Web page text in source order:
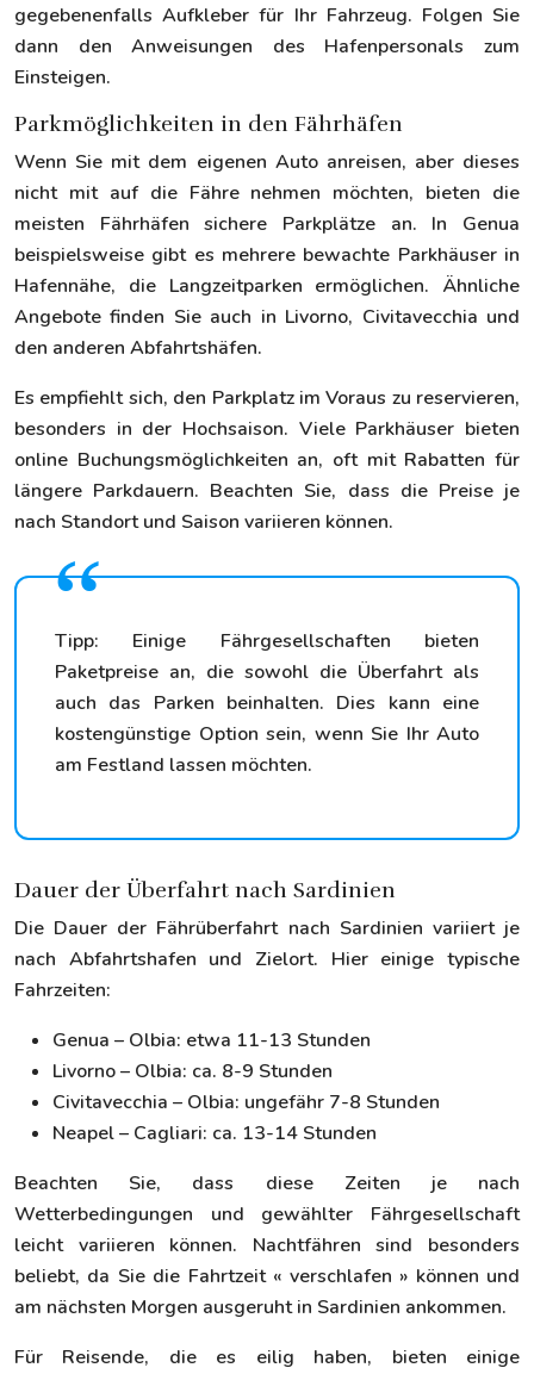
gegebenenfalls Aufkleber für Ihr Fahrzeug. Folgen Sie
dann den Anweisungen des Hafenpersonals zum
Einsteigen.
Parkmöglichkeiten in den Fährhäfen
Wenn Sie mit dem eigenen Auto anreisen, aber dieses
nicht mit auf die Fähre nehmen möchten, bieten die
meisten Fährhäfen sichere Parkplätze an. In Genua
beispielsweise gibt es mehrere bewachte Parkhäuser in
Hafennähe, die Langzeitparken ermöglichen. Ähnliche
Angebote finden Sie auch in Livorno, Civitavecchia und
den anderen Abfahrtshäfen.
Es empfiehlt sich, den Parkplatz im Voraus zu reservieren,
besonders in der Hochsaison. Viele Parkhäuser bieten
online Buchungsmöglichkeiten an, oft mit Rabatten für
längere Parkdauern. Beachten Sie, dass die Preise je
nach Standort und Saison variieren können.
Tipp: Einige Fährgesellschaften bieten
Paketpreise an, die sowohl die Überfahrt als
auch das Parken beinhalten. Dies kann eine
kostengünstige Option sein, wenn Sie Ihr Auto
am Festland lassen möchten.
Dauer der Überfahrt nach Sardinien
Die Dauer der Fährüberfahrt nach Sardinien variiert je
nach Abfahrtshafen und Zielort. Hier einige typische
Fahrzeiten:
Genua – Olbia: etwa 11-13 Stunden
Livorno – Olbia: ca. 8-9 Stunden
Civitavecchia – Olbia: ungefähr 7-8 Stunden
Neapel – Cagliari: ca. 13-14 Stunden
Beachten Sie, dass diese Zeiten je nach
Wetterbedingungen und gewählter Fährgesellschaft
leicht variieren können. Nachtfähren sind besonders
beliebt, da Sie die Fahrtzeit « verschlafen » können und
am nächsten Morgen ausgeruht in Sardinien ankommen.
Für Reisende, die es eilig haben, bieten einige